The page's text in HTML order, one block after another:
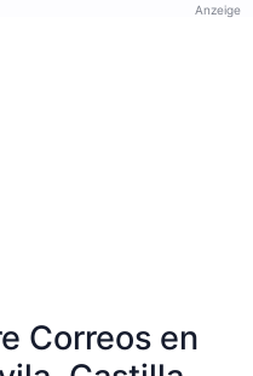
Anzeige
Correos en